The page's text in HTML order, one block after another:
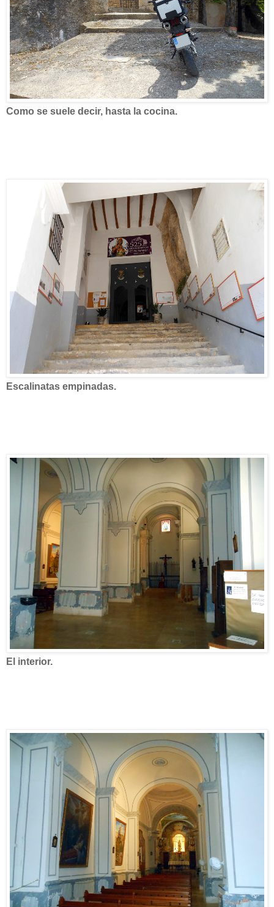
Como se suele decir, hasta la cocina.
Escalinatas empinadas.
El interior.